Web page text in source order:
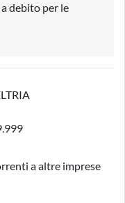
debito per le
a altre imprese